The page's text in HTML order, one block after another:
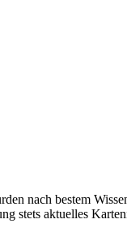
nach bestem
stets aktuelles